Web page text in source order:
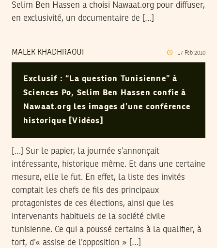
Selim Ben Hassen a choisi Nawaat.org pour diffuser,
en exclusivité, un documentaire de […]
MALEK KHADHRAOUI 17 Feb 2010
Exclusif : “La question Tunisienne” à
Sciences Po, Selim Ben Hassen confie à
Nawaat.org les images d’une conférence
historique [Vidéos]
[…] Sur le papier, la journée s’annonçait
intéressante, historique même. Et dans une certaine
mesure, elle le fut. En effet, la liste des invités
comptait les chefs de fils des principaux
protagonistes de ces élections, ainsi que les
intervenants habituels de la société civile
tunisienne. Ce qui a poussé certains à la qualifier, à
tort, d’« assise de l’opposition » […]